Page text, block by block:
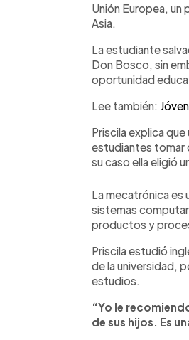
Unión Europea,
Asia.
La estudiante
Don Bosco, sin
oportunidad
Lee también:
Priscila explica
estudiantes tomar
su caso ella eligió
La mecatrónica es
sistemas
productos y
Priscila estudió
de la universidad,
estudios.
“Yo le
de sus hijos. Es